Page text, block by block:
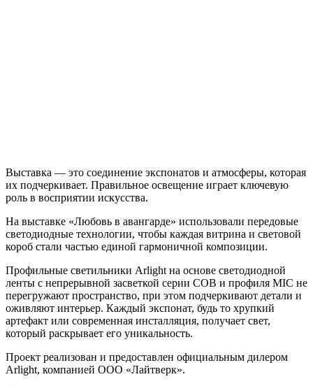
Выставка — это соединение экспонатов и атмосферы, которая
их подчеркивает. Правильное освещение играет ключевую
роль в восприятии искусства.
На выставке «Любовь в авангарде» использовали передовые
светодиодные технологии, чтобы каждая витрина и световой
короб стали частью единой гармоничной композиции.
Профильные светильники Arlight на основе светодиодной
ленты с непрерывной засветкой серии COB и профиля MIC не
перегружают пространство, при этом подчеркивают детали и
оживляют интерьер. Каждый экспонат, будь то хрупкий
артефакт или современная инсталляция, получает свет,
который раскрывает его уникальность.
Проект реализован и предоставлен официальным дилером
Arlight, компанией ООО «Лайтверк».